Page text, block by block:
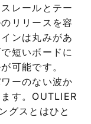
レールとテー
リリースを容
ンは丸みがあ
短いボードに
可能です。
ーのない波か
す。OUTLIER
グスとはひと